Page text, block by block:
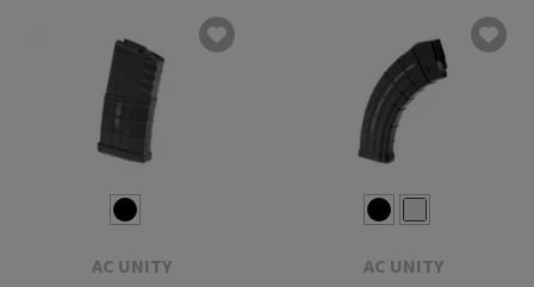
AC UNITY AC UNITY